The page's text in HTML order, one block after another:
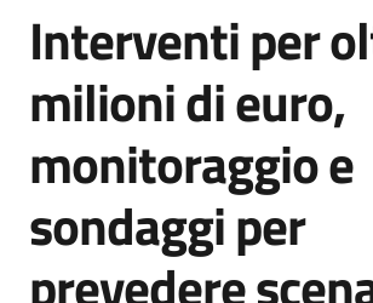
Servizi
Leggi
Bandi
Piani
Progetti
Salta al contenuto
Interventi per
milioni di euro,
monitoraggio e
sondaggi per